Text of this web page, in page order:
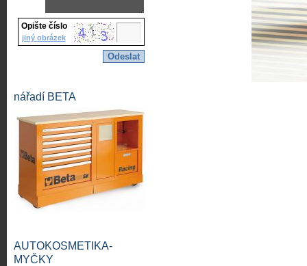
Opište číslo
jiný obrázek
nářadí BETA
AUTOKOSMETIKA-
MYČKY